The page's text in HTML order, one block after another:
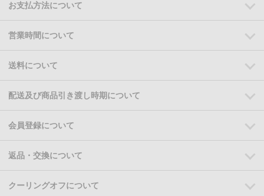
お支払方法について
営業時間について
送料について
配送及び商品引き渡し時期について
会員登録について
返品・交換について
クーリングオフについて